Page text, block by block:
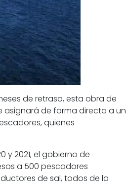
de retraso, esta obra de
asignará de forma directa a un
quienes
2021, el gobierno de
a 500 pescadores
de sal, todos de la